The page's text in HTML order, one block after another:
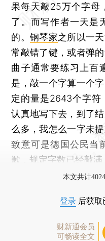
果每天敲25万个字母
了。而写作者一天是
的。钢琴家之所以一
常敲错了键，或者弹
曲子通常要练习上百
是，敲一个字算一个
定的量是2643个字符
认真地写下去，到了
么多，我怎么一字未
致意可是德国公民当
歉，规定字数已经敲满
本文共计
登录 后获取
财新通会员
可畅读全文